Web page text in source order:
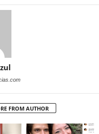
FROM AUTHOR